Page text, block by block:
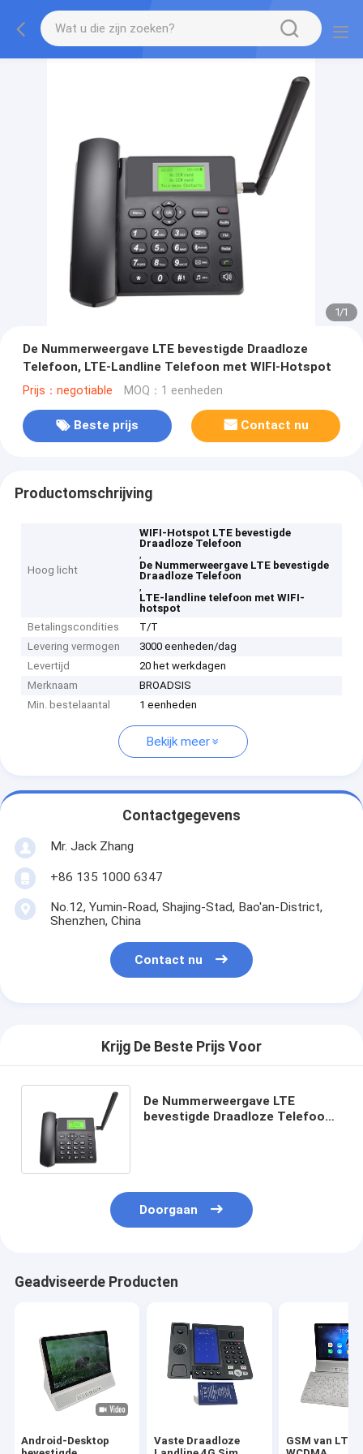
1/1
De Nummerweergave LTE bevestigde Draadloze
Telefoon, LTE-Landline Telefoon met WIFI-Hotspot
Prijs：negotiable MOQ：1 eenheden
Beste prijs Contact nu
Productomschrijving
Hoog licht
WIFI-Hotspot LTE bevestigde
Draadloze Telefoon
,
De Nummerweergave LTE bevestigde
Draadloze Telefoon
,
LTE-landline telefoon met WIFI-
hotspot
Betalingscondities
T/T
Levering vermogen
3000 eenheden/dag
Levertijd
20 het werkdagen
Merknaam
BROADSIS
Min. bestelaantal
1 eenheden
Bekijk meer
Contactgegevens
Mr. Jack Zhang
+86 135 1000 6347
No.12, Yumin-Road, Shajing-Stad, Bao'an-District,
Shenzhen, China
Contact nu
Krijg De Beste Prijs Voor
De Nummerweergave LTE
bevestigde Draadloze Telefoon,
Doorgaan
Geadviseerde Producten
Android-Desktop
Vaste Draadloze
GSM van LTE